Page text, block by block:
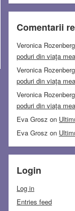
Comentarii
Veronica Rozenberg
poduri din viaţa
Veronica Rozenberg
poduri din viaţa
Veronica Rozenberg
poduri din viaţa
Eva Grosz on
Eva Grosz on
Login
Log in
Entries feed